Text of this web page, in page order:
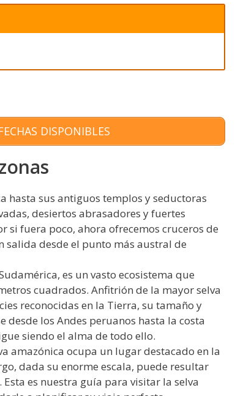
DISPONIBLES
hasta sus antiguos templos y seductoras
desiertos abrasadores y fuertes
si fuera poco, ahora ofrecemos cruceros de
salida desde el punto más austral de
es un vasto ecosistema que
cuadrados. Anfitrión de la mayor selva
reconocidas en la Tierra, su tamaño y
los Andes peruanos hasta la costa
siendo el alma de todo ello.
amazónica ocupa un lugar destacado en la
dada su enorme escala, puede resultar
es nuestra guía para visitar la selva